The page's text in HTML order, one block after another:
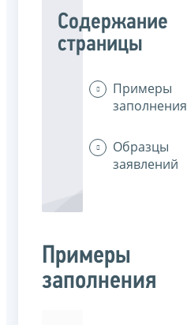
Содержание
страницы
Примеры
заполнения
Образцы
заявлений
Примеры
заполнения